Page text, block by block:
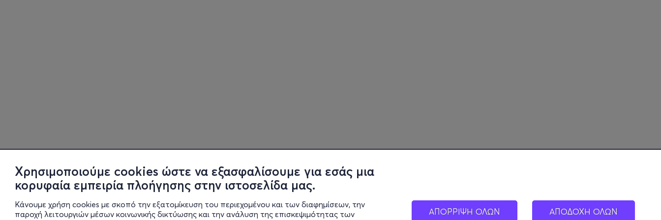
Χρησιμοποιούμε cookies ώστε να εξασφαλίσουμε για εσάς μια
κορυφαία εμπειρία πλοήγησης στην ιστοσελίδα μας.
Κάνουμε χρήση cookies με σκοπό την εξατομίκευση του περιεχομένου και των διαφημίσεων, την
παροχή λειτουργιών μέσων κοινωνικής δικτύωσης και την ανάλυση της επισκεψιμότητας των
ΑΠΟΡΡΙΨΗ ΟΛΩΝ ΑΠΟΔΟΧΗ ΟΛΩΝ